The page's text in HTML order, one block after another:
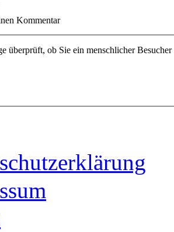
Kommentar
überprüft, ob Sie ein menschlicher